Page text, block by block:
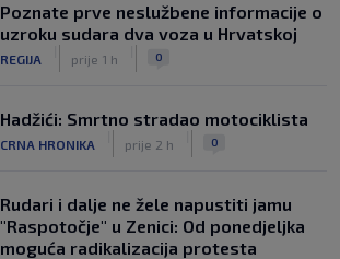
Poznate prve neslužbene informacije o
uzroku sudara dva voza u Hrvatskoj
REGIJA prije 1 h 0
Hadžići: Smrtno stradao motociklista
CRNA HRONIKA prije 2 h 0
Rudari i dalje ne žele napustiti jamu
"Raspotočje" u Zenici: Od ponedjeljka
moguća radikalizacija protesta